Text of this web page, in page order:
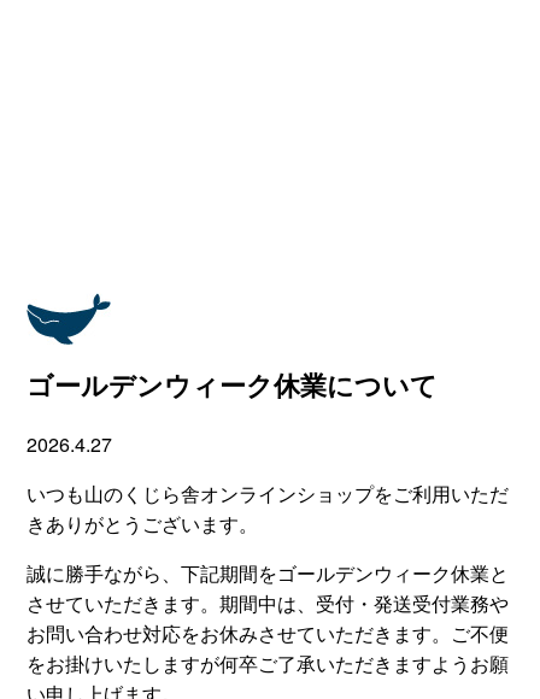
ゴールデンウィーク休業について
2026.4.27
いつも山のくじら舎オンラインショップをご利用いただ
きありがとうございます。
誠に勝手ながら、下記期間をゴールデンウィーク休業と
させていただきます。期間中は、受付・発送受付業務や
お問い合わせ対応をお休みさせていただきます。ご不便
をお掛けいたしますが何卒ご了承いただきますようお願
い申し上げます。